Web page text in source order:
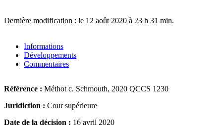
Dernière modification : le 12 août 2020 à 23 h 31 min.
Informations
Développements
Commentaires
Référence : Méthot c. Schmouth, 2020 QCCS 1230
Juridiction : Cour supérieure
Date de la décision : 16 avril 2020